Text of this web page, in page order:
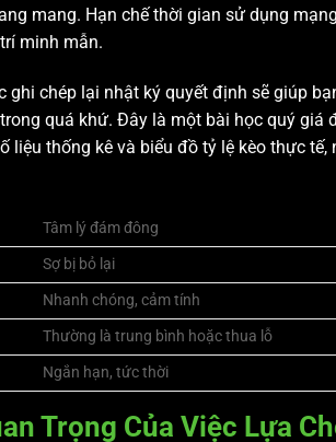
mang. Hạn chế thời gian sử dụng
minh mẫn.
ghi chép lại nhật ký quyết định sẽ giúp
quá khứ. Đây là một bài học quý
liệu thống kê và biểu đồ tỷ lệ kèo thực
Tâm lý đám đông
Sợ bị bỏ lại
Nhanh chóng, cảm tính
Thường là trung bình hoặc thua lỗ
Ngắn hạn, tức thời
Trọng Của Việc Lựa